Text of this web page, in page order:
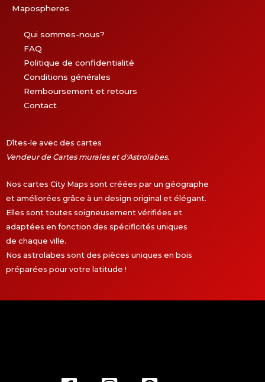
Mapospheres
Qui sommes-nous?
FAQ
Politique de confidentialité
Conditions générales
Remboursement et retours
Contact
Dîtes-le avec des cartes
Vendeur de Cartes murales et d'Astrolabes.
Nos cartes City Maps sont créées par un géographe
et améliorées grâce à un design original et élégant.
Elles sont toutes soigneusement vérifiées et
adaptées en fonction des spécificités uniques
de chaque ville.
Nos astrolabes sont des pièces uniques en bois
préparées pour votre latitude !